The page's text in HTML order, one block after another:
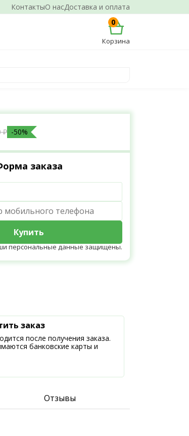
КонтактыО насДоставка и оплата
0
Корзина
₽ -50%
заказа
Купить
персональные данные защищены.
заказ
после получения заказа.
банковские карты и
Отзывы